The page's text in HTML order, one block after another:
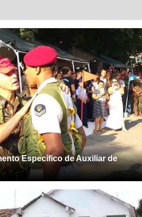
Específico de Auxiliar de